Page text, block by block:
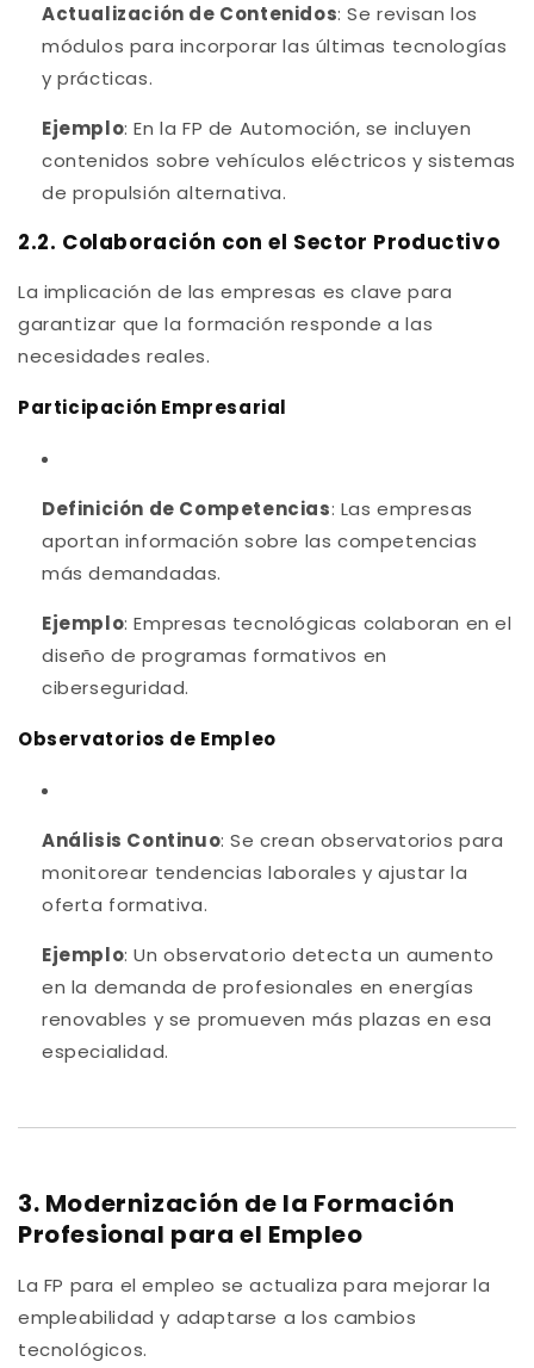
Actualización de Contenidos: Se revisan los
módulos para incorporar las últimas tecnologías
y prácticas.
Ejemplo: En la FP de Automoción, se incluyen
contenidos sobre vehículos eléctricos y sistemas
de propulsión alternativa.
2.2. Colaboración con el Sector Productivo
La implicación de las empresas es clave para
garantizar que la formación responde a las
necesidades reales.
Participación Empresarial
Definición de Competencias: Las empresas
aportan información sobre las competencias
más demandadas.
Ejemplo: Empresas tecnológicas colaboran en el
diseño de programas formativos en
ciberseguridad.
Observatorios de Empleo
Análisis Continuo: Se crean observatorios para
monitorear tendencias laborales y ajustar la
oferta formativa.
Ejemplo: Un observatorio detecta un aumento
en la demanda de profesionales en energías
renovables y se promueven más plazas en esa
especialidad.
3. Modernización de la Formación
Profesional para el Empleo
La FP para el empleo se actualiza para mejorar la
empleabilidad y adaptarse a los cambios
tecnológicos.